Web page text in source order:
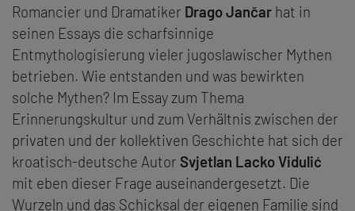
Romancier und Dramatiker Drago Jančar hat in
seinen Essays die scharfsinnige
Entmythologisierung vieler jugosla­wischer Mythen
betrieben. Wie entstanden und was bewirkten
solche Mythen? Im Essay zum Thema
Erinnerungskultur und zum Verhältnis zwischen der
privaten und der kollektiven Geschichte hat sich der
kroatisch-deutsche Autor Svjetlan Lacko Vidulić
mit eben dieser Frage auseinandergesetzt. Die
Wurzeln und das Schicksal der eigenen Familie sind